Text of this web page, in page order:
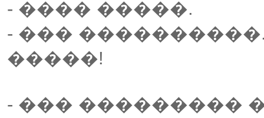
- ���� �����.
- ���
�����!
- ��� ���������